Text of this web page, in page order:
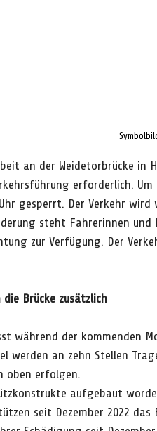
an der Weidetorbrücke in
erforderlich.
gesperrt. Der Verkehr
steht Fahrerinnen
zur Verfügung. Der
die Brücke zusätzlich
während der kommenden
werden an zehn Stellen
oben erfolgen.
aufgebaut
seit Dezember 2022 das